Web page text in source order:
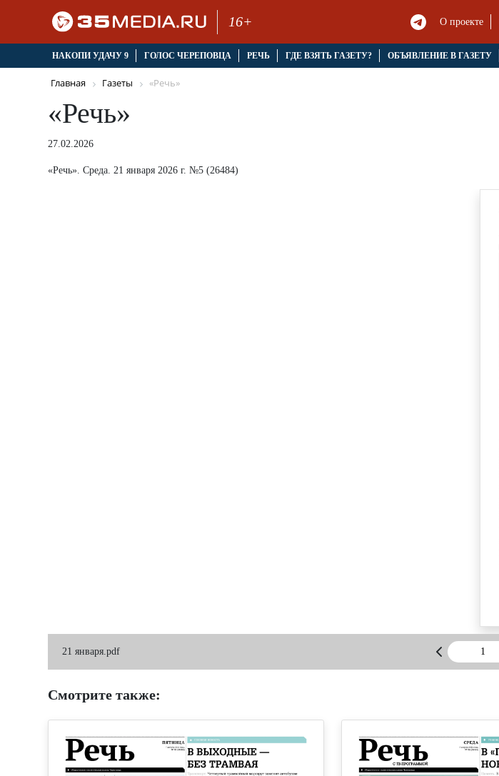
16+ О проекте
НАКОПИ УДАЧУ 9 ГОЛОС ЧЕРЕПОВЦА РЕЧЬ ГДЕ ВЗЯТЬ ГАЗЕТУ? ОБЪЯВЛЕНИЕ В ГАЗЕТУ
Главная Газеты «Речь»
«Речь»
27.02.2026
«Речь». Среда. 21 января 2026 г. №5 (26484)
21 января.pdf
Смотрите также: